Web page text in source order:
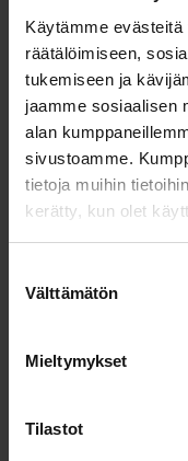
Käytämme
räätälöimiseen,
tukemiseen ja
jaamme sosiaalisen
alan
sivustoamme.
tietoja muihin
kerätty, kun olet
valinta
Välttämätön
Mieltymykset
Tilastot
3 tuotetta